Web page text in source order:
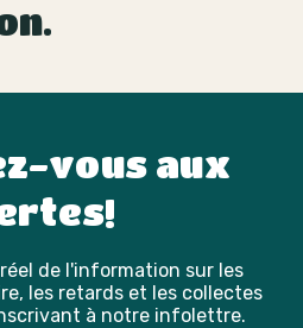
vous aux
de l'information sur les
les retards et les collectes
à notre infolettre.